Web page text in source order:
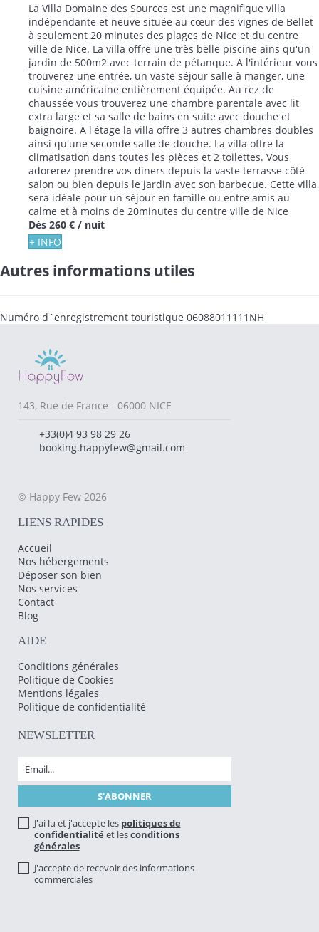
La Villa Domaine des Sources est une magnifique villa
indépendante et neuve située au cœur des vignes de Bellet
à seulement 20 minutes des plages de Nice et du centre
ville de Nice. La villa offre une très belle piscine ains qu'un
jardin de 500m2 avec terrain de pétanque. A l'intérieur vous
trouverez une entrée, un vaste séjour salle à manger, une
cuisine américaine entièrement équipée. Au rez de
chaussée vous trouverez une chambre parentale avec lit
extra large et sa salle de bains en suite avec douche et
baignoire. A l'étage la villa offre 3 autres chambres doubles
ainsi qu'une seconde salle de douche. La villa offre la
climatisation dans toutes les pièces et 2 toilettes. Vous
adorerez prendre vos diners depuis la vaste terrasse côté
salon ou bien depuis le jardin avec son barbecue. Cette villa
sera idéale pour un séjour en famille ou entre amis au
calme et à moins de 20minutes du centre ville de Nice
Dès 260 € / nuit
+ INFO
Autres informations utiles
Numéro d´enregistrement touristique 06088011111NH
143, Rue de France - 06000 NICE
+33(0)4 93 98 29 26
booking.happyfew@gmail.com
© Happy Few 2026
LIENS RAPIDES
Accueil
Nos hébergements
Déposer son bien
Nos services
Contact
Blog
AIDE
Conditions générales
Politique de Cookies
Mentions légales
Politique de confidentialité
NEWSLETTER
J'ai lu et j'accepte les politiques de
confidentialité et lesconditions
générales
J'accepte de recevoir des informations
commerciales